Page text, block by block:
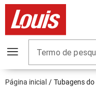
Termo de
Página inicial Tubagens